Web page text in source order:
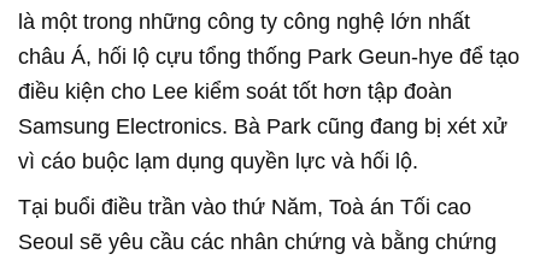
là một trong những công ty công nghệ lớn nhất
châu Á, hối lộ cựu tổng thống Park Geun-hye để tạo
điều kiện cho Lee kiểm soát tốt hơn tập đoàn
Samsung Electronics. Bà Park cũng đang bị xét xử
vì cáo buộc lạm dụng quyền lực và hối lộ.
Tại buổi điều trần vào thứ Năm, Toà án Tối cao
Seoul sẽ yêu cầu các nhân chứng và bằng chứng